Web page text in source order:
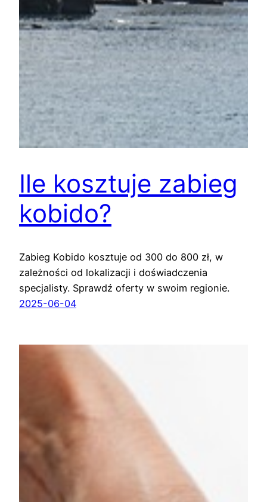
Ile kosztuje zabieg
kobido?
Zabieg Kobido kosztuje od 300 do 800 zł, w
zależności od lokalizacji i doświadczenia
specjalisty. Sprawdź oferty w swoim regionie.
2025-06-04